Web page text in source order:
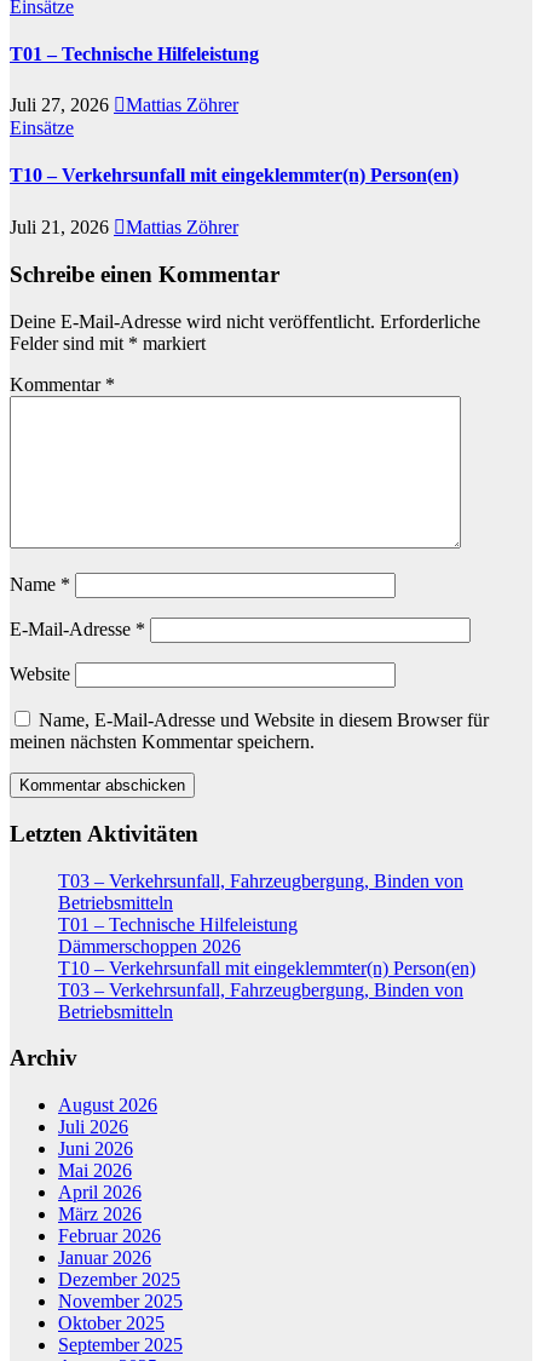
Einsätze
T01 – Technische Hilfeleistung
Juli 27, 2026
Mattias Zöhrer
Einsätze
T10 – Verkehrsunfall mit eingeklemmter(n) Person(en)
Juli 21, 2026 Mattias Zöhrer
Schreibe einen Kommentar
Deine E-Mail-Adresse wird nicht veröffentlicht. Erforderliche
Felder sind mit * markiert
Kommentar *
Name *
E-Mail-Adresse *
Website
Name, E-Mail-Adresse und Website in diesem Browser für
meinen nächsten Kommentar speichern.
Letzten Aktivitäten
T03 – Verkehrsunfall, Fahrzeugbergung, Binden von
Betriebsmitteln
T01 – Technische Hilfeleistung
Dämmerschoppen 2026
T10 – Verkehrsunfall mit eingeklemmter(n) Person(en)
T03 – Verkehrsunfall, Fahrzeugbergung, Binden von
Betriebsmitteln
Archiv
August 2026
Juli 2026
Juni 2026
Mai 2026
April 2026
März 2026
Februar 2026
Januar 2026
Dezember 2025
November 2025
Oktober 2025
September 2025